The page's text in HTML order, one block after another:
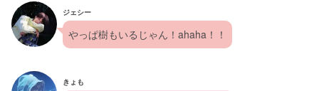
ジェシー
やっぱ樹もいるじゃん！ahaha！！
きょも